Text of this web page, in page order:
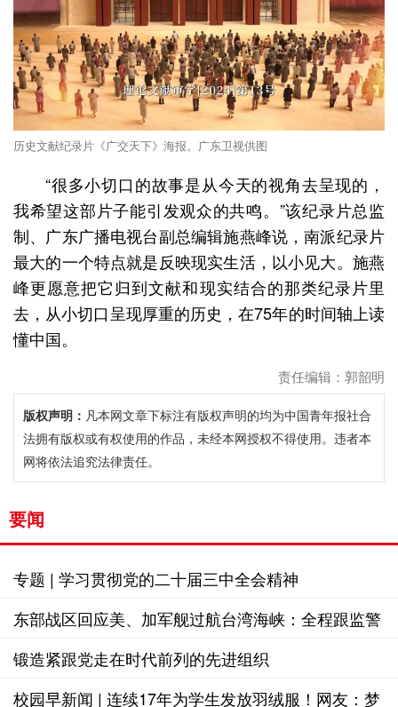
历史文献纪录片《广交天下》海报。广东卫视供图
“很多小切口的故事是从今天的视角去呈现的，
我希望这部片子能引发观众的共鸣。”该纪录片总监
制、广东广播电视台副总编辑施燕峰说，南派纪录片
最大的一个特点就是反映现实生活，以小见大。施燕
峰更愿意把它归到文献和现实结合的那类纪录片里
去，从小切口呈现厚重的历史，在75年的时间轴上读
懂中国。
责任编辑：郭韶明
版权声明： 凡本网文章下标注有版权声明的均为中国青年报社合
法拥有版权或有权使用的作品，未经本网授权不得使用。违者本
网将依法追究法律责任。
要闻
专题 | 学习贯彻党的二十届三中全会精神
东部战区回应美、加军舰过航台湾海峡：全程跟监警
戒，依法依规处置
锻造紧跟党走在时代前列的先进组织
校园早新闻 | 连续17年为学生发放羽绒服！网友：梦